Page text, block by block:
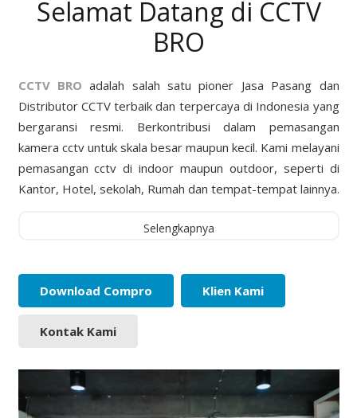
Selamat Datang di CCTV
BRO
CCTV BRO adalah salah satu pioner Jasa Pasang dan
Distributor CCTV terbaik dan terpercaya di Indonesia yang
bergaransi resmi. Berkontribusi dalam pemasangan
kamera cctv untuk skala besar maupun kecil. Kami melayani
pemasangan cctv di indoor maupun outdoor, seperti di
Kantor, Hotel, sekolah, Rumah dan tempat-tempat lainnya.
Selengkapnya
Download Compro Klien Kami
Kontak Kami